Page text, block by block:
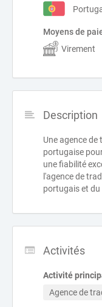
Moyens de
Virement
Description
Une agence
portugaise
une fiabilité
l'agence de
portugais et
Activités
Activité
Agence de